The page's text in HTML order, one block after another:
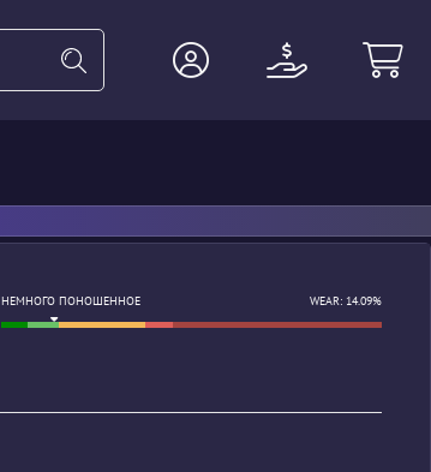
НЕМНОГО ПОНОШЕННОЕ WEAR: 14.09%